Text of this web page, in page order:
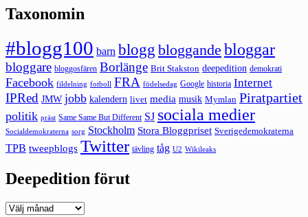
Taxonomin
#blogg100 barn blogg bloggande bloggar
bloggare bloggosfären Borlänge Brit Stakston deepedition demokrati
Facebook fildelning fotboll FRA födelsedag Google historia Internet
IPRed JMW jobb kalendern livet media musik Mymlan Piratpartiet
politik präst Same Same But Different SJ sociala medier
Socialdemokraterna sorg Stockholm Stora Bloggpriset Sverigedemokraterna
TPB tweepblogs Twitter tävling tåg U2 Wikileaks
Deepedition förut
Deepedition